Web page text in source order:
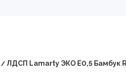
ЛДСП Lamarty ЭКО E0,5 Бамбук